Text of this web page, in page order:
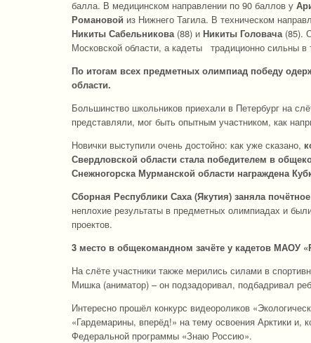
балла. В медицинском направлении по 90 баллов у
Романовой из Нижнего Тагила. В техническом
Никиты Сабельникова(88) и Никиты Головача (85).
Московской области, а кадеты традиционно сильны в
По итогам всех предметных олимпиад победу
области.
Большинство школьников приехали в Петербург на
представляли, мог быть опытным участником, как
Новички выступили очень достойно: как уже сказано,
Свердловской области стала победителем в
Снежногорска Мурманской области награждена
Сборная Республики Саха (Якутия) заняла почётное
неплохие результаты в предметных олимпиадах и
проектов.
3 место в общекомандном зачёте у кадетов МАОУ
На слёте участники также мерились силами в
Мишка (аниматор) – он подзадоривал, подбадривал
Интересно прошёл конкурс видеороликов
«Гардемарины, вперёд!» на тему освоения Арктики и,
Федеральной программы «Знаю Россию».